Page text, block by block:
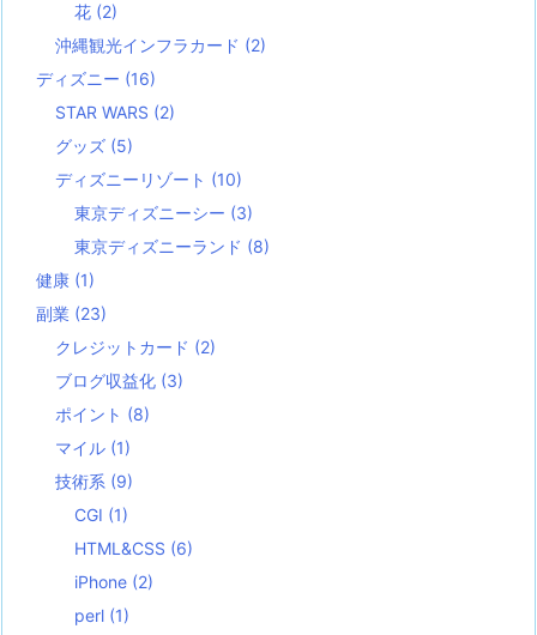
花 (2)
沖縄観光インフラカード (2)
ディズニー (16)
STAR WARS (2)
グッズ (5)
ディズニーリゾート (10)
東京ディズニーシー (3)
東京ディズニーランド (8)
健康 (1)
副業 (23)
クレジットカード (2)
ブログ収益化 (3)
ポイント (8)
マイル (1)
技術系 (9)
CGI (1)
HTML&CSS (6)
iPhone (2)
perl (1)